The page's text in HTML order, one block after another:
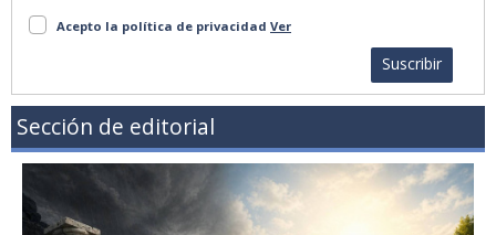
Acepto la política de privacidad Ver
Suscribir
Sección de editorial